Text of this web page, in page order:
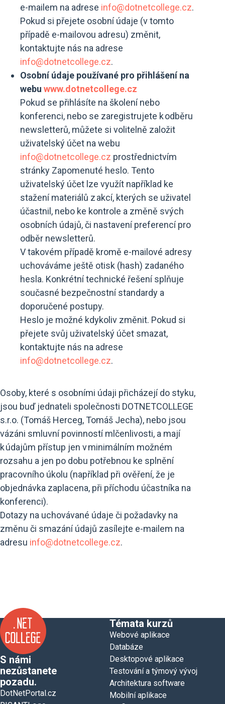
e-mailem na adrese info@dotnetcollege.cz.
Pokud si přejete osobní údaje (v tomto
případě e-mailovou adresu) změnit,
kontaktujte nás na adrese
info@dotnetcollege.cz.
Osobní údaje používané pro přihlášení na
webu www.dotnetcollege.cz
Pokud se přihlásíte na školení nebo
konferenci, nebo se zaregistrujete k odběru
newsletterů, můžete si volitelně založit
uživatelský účet na webu
info@dotnetcollege.cz prostřednictvím
stránky Zapomenuté heslo. Tento
uživatelský účet lze využít například ke
stažení materiálů z akcí, kterých se uživatel
účastnil, nebo ke kontrole a změně svých
osobních údajů, či nastavení preferencí pro
odběr newsletterů.
V takovém případě kromě e-mailové adresy
uchováváme ještě otisk (hash) zadaného
hesla. Konkrétní technické řešení splňuje
současné bezpečnostní standardy a
doporučené postupy.
Heslo je možné kdykoliv změnit. Pokud si
přejete svůj uživatelský účet smazat,
kontaktujte nás na adrese
info@dotnetcollege.cz.
Osoby, které s osobními údaji přicházejí do styku,
jsou buď jednateli společnosti DOTNETCOLLEGE
s.r.o. (Tomáš Herceg, Tomáš Jecha), nebo jsou
vázáni smluvní povinností mlčenlivosti, a mají
k údajům přístup jen v minimálním možném
rozsahu a jen po dobu potřebnou ke splnění
pracovního úkolu (například při ověření, že je
objednávka zaplacena, při příchodu účastníka na
konferenci).
Dotazy na uchovávané údaje či požadavky na
změnu či smazání údajů zasílejte e-mailem na
adresu info@dotnetcollege.cz.
S námi
nezůstanete
pozadu.
DotNetPortal.cz
Témata kurzů
Webové aplikace
Databáze
Desktopové aplikace
Testování a týmový vývoj
Architektura software
Mobilní aplikace